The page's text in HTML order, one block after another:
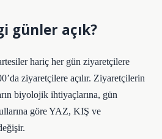
günler açık?
hariç her gün ziyaretçilere
ziyaretçilere açılır. Ziyaretçilerin
biyolojik ihtiyaçlarına, gün
göre YAZ, KIŞ ve